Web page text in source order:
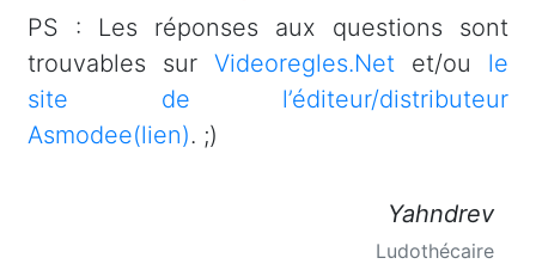
PS : Les réponses aux questions sont
trouvables sur Videoregles.Net et/ou le
site de l’éditeur/distributeur
Asmodee(lien). ;)
Yahndrev
Ludothécaire